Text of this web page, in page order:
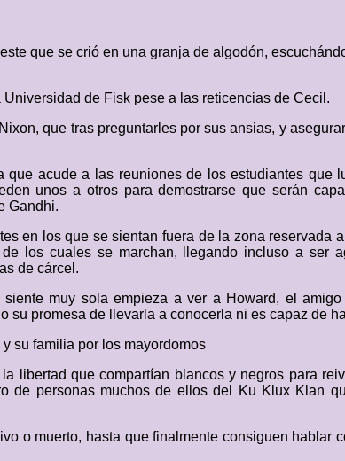
que se crió en una granja de algodón,
de Fisk pese a las reticencias de Cecil.
que tras preguntarles por sus ansias, y
acude a las reuniones de los estudiantes
unos a otros para demostrarse que serán
Gandhi.
en los que se sientan fuera de la zona reservada
los cuales se marchan, llegando incluso a ser
de cárcel.
muy sola empieza a ver a Howard, el
promesa de llevarla a conocerla ni es capaz de
su familia por los mayordomos
libertad que compartían blancos y negros para
de personas muchos de ellos del Ku Klux Klan
o muerto, hasta que finalmente consiguen hablar